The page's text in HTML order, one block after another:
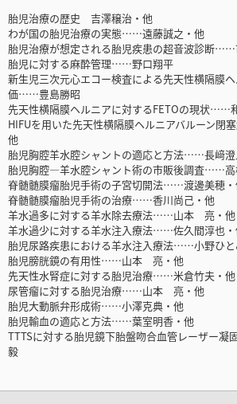
胎児治療の歴史 吉澤穣治・他
わが国の胎児治療の実態……遠藤誠之・他
胎児治療が想定される胎児疾患の超音波診断
胎児に対する麻酔管理……野口翔平
新生児三次元心エコー検査による先天性横隔膜
価……豊島勝昭
先天性横隔膜ヘルニアに対するFETOの現状……
HIFUを用いた先天性横隔膜ヘルニアバルーン閉
他
胎児胸腔羊水腔シャントの適応と方法……長﨑
胎児胸腔―羊水腔シャント術の市販後調査……高
脊髄髄膜瘤胎児手術の子宮切開法……渡邊美穂
脊髄髄膜瘤胎児手術の治療……香川尚己・他
羊水過多に対する羊水除去療法……山本 亮・他
羊水過少に対する羊水注入療法……佐久間淳也
胎児尿路疾患における羊水注入療法……小野ひ
胎児膀胱鏡の有用性……山本 亮・他
先天性水腎症に対する胎児治療……米倉竹夫・他
尿管瘤に対する胎児治療……山本 亮・他
胎児大動脈弁形成術……小澤克典・他
胎児輸血の適応と方法……葉室明香・他
TTTSに対する胎児鏡下胎盤吻合血管レーザー
毅